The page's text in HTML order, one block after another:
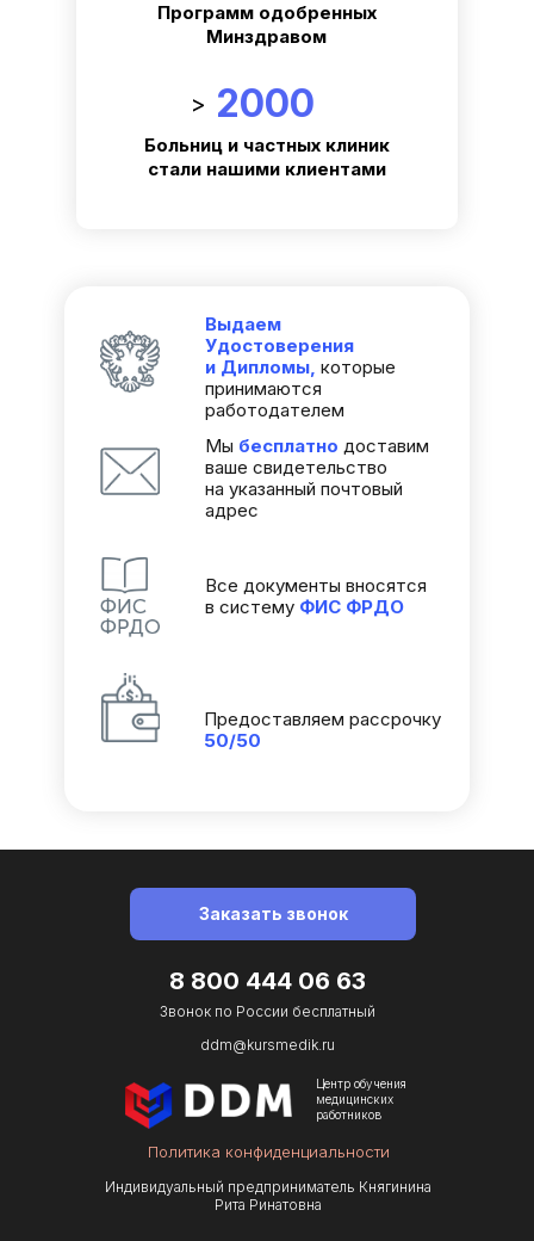
Программ одобренных
Минздравом
> 2000
Больниц и частных клиник
стали нашими клиентами
Все документы вносятся
в систему ФИС ФРДО
Мы бесплатно доставим
ваше свидетельство
на указанный почтовый
адрес
Предоставляем рассрочку
50/50
Выдаем
Удостоверения
и Дипломы, которые
принимаются
работодателем
8 800 444 06 63
Звонок по Роcсии бесплатный
Центр обучения
медицинских
работников
Политика конфиденциальности
ddm@kursmedik.ru
Индивидуальный предприниматель Княгинина
Рита Ринатовна
Заказать звонок